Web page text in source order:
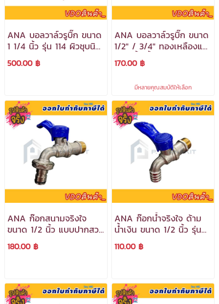
ANA บอลวาล์วรูบิ๊ก ขนาด
1 1/4 นิ้ว รุ่น 114 ผิวชุบนิก
เกิ้ล ทองเหลืองแท้
***สามารถออกใบกำกับ
500.00 ฿
ANA บอลวาล์วรูบิ๊ก ขนาด
1/2" / 3/4" ทองเหลืองแท้
ใช้กับน้ำ น้ำมัน และต่อกับ
ท่อลมได้ ***สามารถออกใบ
170.00 ฿
มีหลายคุณสมบัติให้เลือก
ANA ก๊อกสนามจริงใจ
ขนาด 1/2 นิ้ว แบบปากสวม
เร็วรุ่น 119 ทองเหลืองแท้
***สามารถออกใบกำกับ
180.00 ฿
ANA ก๊อกน้ำจริงใจ ด้าม
น้ำเงิน ขนาด 1/2 นิ้ว รุ่น
109 ทำจากทองเหลืองแท้
***สามารถออกใบกำกับ
110.00 ฿